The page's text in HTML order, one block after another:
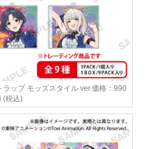
ラップ モッズスタイル ver.価格：990
(税込)